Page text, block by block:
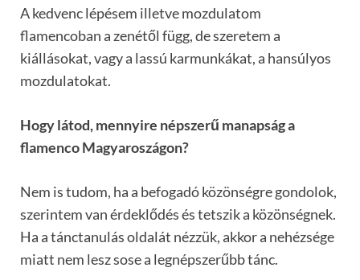
A kedvenc lépésem illetve mozdulatom
flamencoban a zenétől függ, de szeretem a
kiállásokat, vagy a lassú karmunkákat, a hansúlyos
mozdulatokat.
Hogy látod, mennyire népszerű manapság a
flamenco Magyaroszágon?
Nem is tudom, ha a befogadó közönségre gondolok,
szerintem van érdeklődés és tetszik a közönségnek.
Ha a tánctanulás oldalát nézzük, akkor a nehézsége
miatt nem lesz sose a legnépszerűbb tánc.